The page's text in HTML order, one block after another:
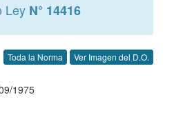
Ley N° 14416
Toda la Norma Ver Imagen del D.O.
1975